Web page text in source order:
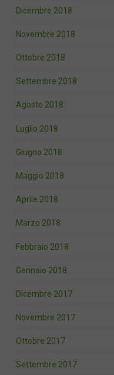
Dicembre 2018
Novembre 2018
Ottobre 2018
Settembre 2018
Agosto 2018
Luglio 2018
Giugno 2018
Maggio 2018
Aprile 2018
Marzo 2018
Febbraio 2018
Gennaio 2018
Dicembre 2017
Novembre 2017
Ottobre 2017
Settembre 2017